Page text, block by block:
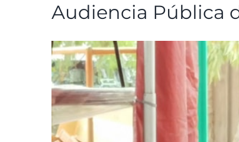
Audiencia Pública
View
Larger
Image